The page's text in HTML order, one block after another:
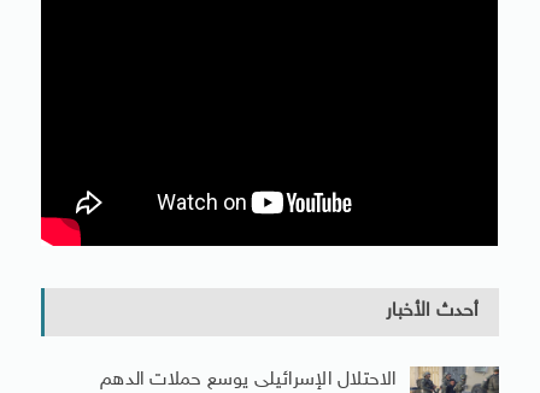
أحدث الأخبار
الاحتلال الإسرائيلى يوسع حملات الدهم